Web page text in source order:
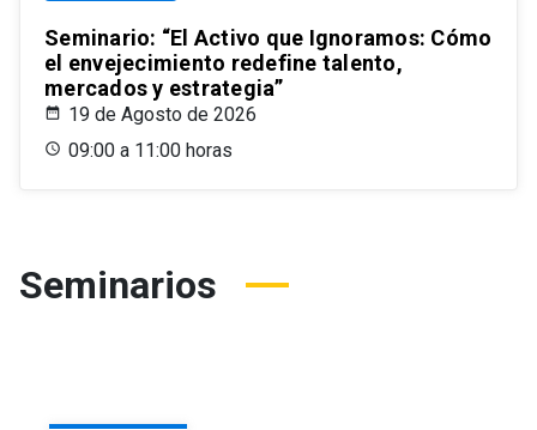
Seminario: “El Activo que Ignoramos: Cómo
el envejecimiento redefine talento,
mercados y estrategia”
19 de Agosto de 2026
09:00 a 11:00 horas
Seminarios